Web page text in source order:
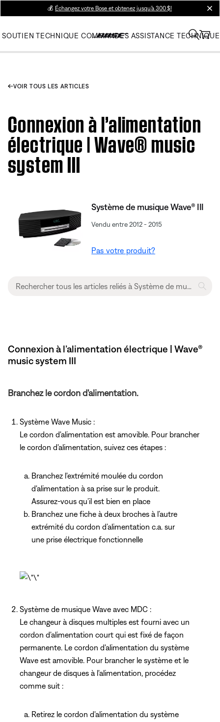
💰 Échangez votre Bose et obtenez jusqu’à 300 $!
SOUTIEN TECHNIQUE COMMANDES ASSISTANCE TECHNIQUE
VOIR TOUS LES ARTICLES
Connexion à l’alimentation
électrique | Wave® music
system III
Système de musique Wave® III
Vendu entre 2012 - 2015
Pas votre produit?
Connexion à l’alimentation électrique | Wave®
music system III
Branchez le cordon d'alimentation.
Système Wave Music :
Le cordon d'alimentation est amovible. Pour brancher
le cordon d'alimentation, suivez ces étapes :
Branchez l'extrémité moulée du cordon
d'alimentation à sa prise sur le produit.
Assurez-vous qu’il est bien en place
Branchez une fiche à deux broches à l’autre
extrémité du cordon d’alimentation c.a. sur
une prise électrique fonctionnelle
Système de musique Wave avec MDC :
Le changeur à disques multiples est fourni avec un
cordon d'alimentation court qui est fixé de façon
permanente. Le cordon d'alimentation du système
Wave est amovible. Pour brancher le système et le
changeur de disques à l'alimentation, procédez
comme suit :
Retirez le cordon d'alimentation du système